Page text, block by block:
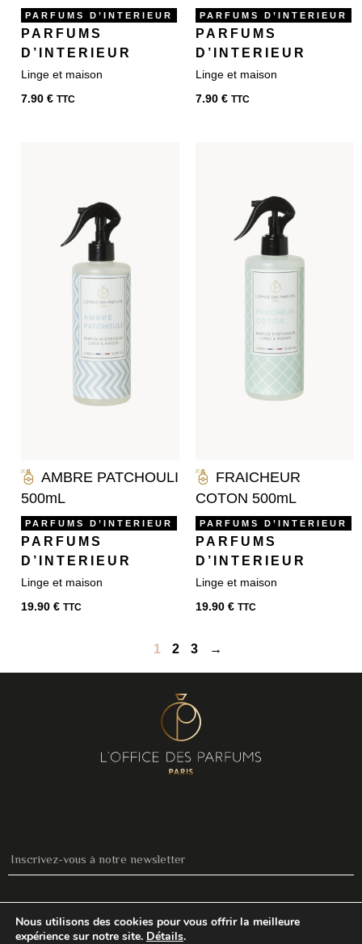
PARFUMS D’INTERIEUR
PARFUMS
D’INTERIEUR
7.90 € TTC
PARFUMS D’INTERIEUR
PARFUMS
D’INTERIEUR
7.90 € TTC
AMBRE PATCHOULI
500mL
PARFUMS D’INTERIEUR
PARFUMS
D’INTERIEUR
19.90 € TTC
FRAICHEUR
COTON 500mL
PARFUMS D’INTERIEUR
PARFUMS
D’INTERIEUR
19.90 € TTC
1 2 3 →
S'INSCRIRE
Nous utilisons des cookies pour vous offrir la meilleure
expérience sur notre site. Détails.